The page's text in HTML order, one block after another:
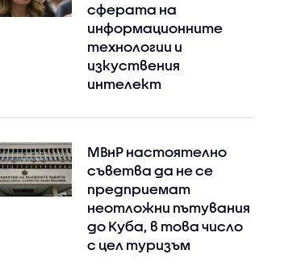
сферата на
информационните
технологии и
изкуствения
интелект
МВнР настоятелно
съветва да не се
предприемат
неотложни пътувания
до Куба, в това число
с цел туризъм